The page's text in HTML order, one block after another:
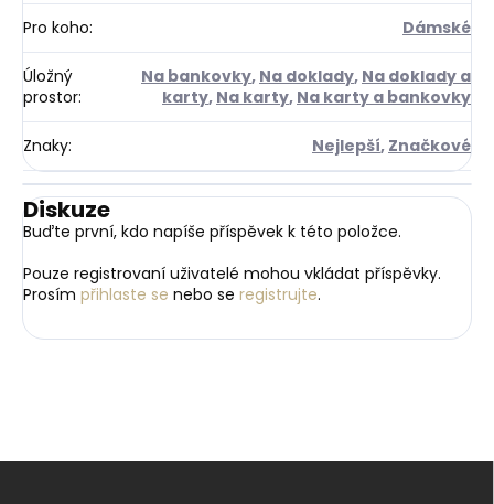
Pro koho: Dámské
Úložný
prostor:
Na bankovky, Na doklady, Na doklady a
karty, Na karty, Na karty a bankovky
Znaky: Nejlepší, Značkové
Diskuze
Buďte první, kdo napíše příspěvek k této položce.
Pouze registrovaní uživatelé mohou vkládat příspěvky.
Prosím přihlaste se nebo se registrujte.